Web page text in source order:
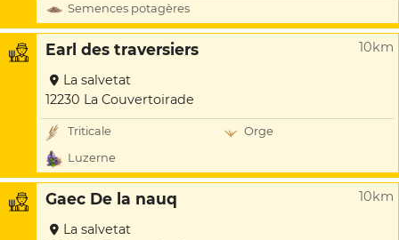
Semences potagères
Earl des traversiers 10km
La salvetat
12230 La Couvertoirade
Triticale
Orge
Luzerne
Gaec De la nauq 10km
La salvetat